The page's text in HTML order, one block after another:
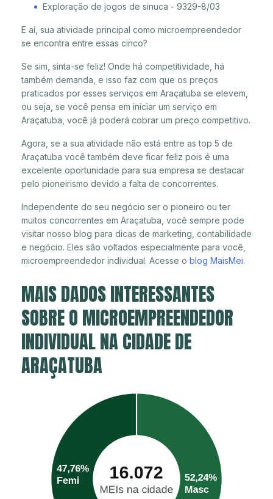
Exploração de jogos de sinuca - 9329-8/03
E aí, sua atividade principal como microempreendedor
se encontra entre essas cinco?
Se sim, sinta-se feliz! Onde há competitividade, há
também demanda, e isso faz com que os preços
praticados por esses serviços em Araçatuba se elevem,
ou seja, se você pensa em iniciar um serviço em
Araçatuba, você já poderá cobrar um preço competitivo.
Agora, se a sua atividade não está entre as top 5 de
Araçatuba você também deve ficar feliz pois é uma
excelente oportunidade para sua empresa se destacar
pelo pioneirismo devido a falta de concorrentes.
Independente do seu negócio ser o pioneiro ou ter
muitos concorrentes em Araçatuba, você sempre pode
visitar nosso blog para dicas de marketing, contabilidade
e negócio. Eles são voltados especialmente para você,
microempreendedor individual. Acesse o blog MaisMei.
MAIS DADOS INTERESSANTES
SOBRE O MICROEMPREENDEDOR
INDIVIDUAL NA CIDADE DE
ARAÇATUBA